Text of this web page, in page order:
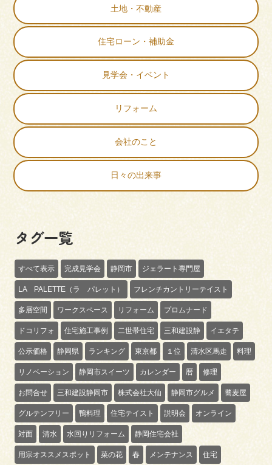
土地・不動産
住宅ローン・補助金
見学会・イベント
リフォーム
会社のこと
日々の出来事
タグ一覧
すべて表示 完成見学会 静岡市 ジェラート専門屋
LA PALETTE（ラ パレット） フレンチカントリーテイスト
多層空間 ワークスペース リフォーム プロムナード
ドコリフォ 住宅施工事例 二世帯住宅 三和建設静 イエタテ
公示価格 静岡県 ランキング 東京都 １位 清水区馬走 料理
リノベーション 静岡市スイーツ カレンダー 暦 修理
お問合せ 三和建設静岡市 株式会社大仙 静岡市グルメ 蕎麦屋
グルテンフリー 鴨料理 住宅テイスト 説明会 オンライン
対面 清水 水回りリフォーム 静岡住宅会社
用宗オススメスポット 菜の花 春 メンテナンス 住宅